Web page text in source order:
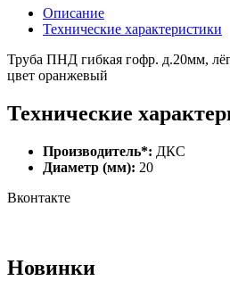
Описание
Технические характеристики
Труба ПНД гибкая гофр. д.20мм,
цвет оранжевый
Технические
Производитель*: ДКС
Диаметр (мм): 20
Вконтакте
Новинки